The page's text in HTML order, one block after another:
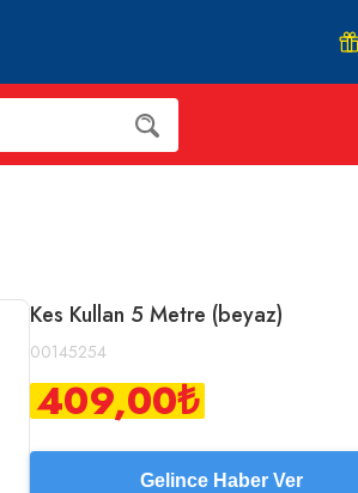
Kes Kullan 5 Metre (beyaz)
00145254
409,00₺
Gelince Haber Ver